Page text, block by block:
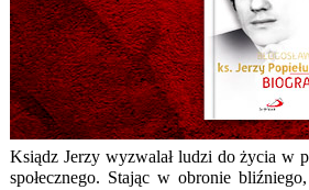
Ksiądz Jerzy wyzwalał ludzi do życia w
społecznego. Stając w obronie